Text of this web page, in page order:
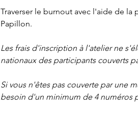
Traverser le burnout avec l'aide de
Papillon.
Les frais d'inscription à l'atelier ne
nationaux des participants couverts
Si vous n'êtes pas couverte par une
besoin d'un minimum de 4 numéros